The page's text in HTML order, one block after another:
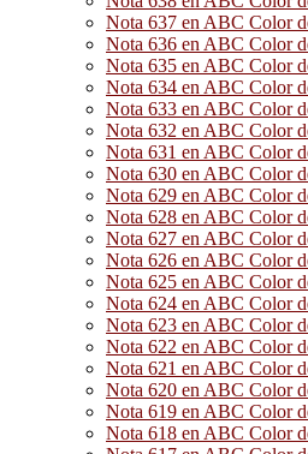
Nota 637 en ABC Color
Nota 636 en ABC Color
Nota 635 en ABC Color
Nota 634 en ABC Color
Nota 633 en ABC Color
Nota 632 en ABC Color
Nota 631 en ABC Color
Nota 630 en ABC Color
Nota 629 en ABC Color
Nota 628 en ABC Color
Nota 627 en ABC Color
Nota 626 en ABC Color
Nota 625 en ABC Color
Nota 624 en ABC Color
Nota 623 en ABC Color
Nota 622 en ABC Color
Nota 621 en ABC Color
Nota 620 en ABC Color
Nota 619 en ABC Color
Nota 618 en ABC Color